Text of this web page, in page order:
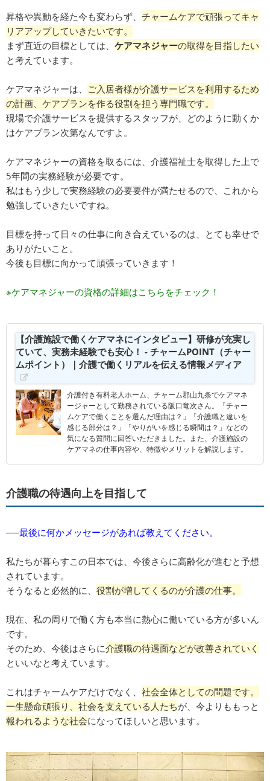
昇格や異動を経た今も変わらず、 チャームケアで頑張ってキャ
リアアップしていきたいです。
まず直近の目標としては、 ケアマネジャーの取得を目指したい
と考えています。
ケアマネジャーは、 ご入居者様が介護サービスを利用するため
の計画、ケアプランを作る役割を担う専門職です。
現場で介護サービスを提供するスタッフが、どのように動くか
はケアプラン次第なんですよ。
ケアマネジャーの資格を取るには、介護福祉士を取得した上で
5年間の実務経験が必要です。
私はもう少しで実務経験の必要要件が満たせるので、これから
勉強していきたいですね。
目標を持って日々の仕事に向き合えているのは、とても幸せで
ありがたいこと。
今後も目標に向かって頑張っていきます！
※ケアマネジャーの資格の詳細はこちらをチェック！
【介護施設で働くケアマネにインタビュー】研修が充実し
ていて、実務未経験でも安心！ - チャームPOINT（チャー
ムポイント）｜介護で働くリアルを伝える情報メディア
介護付き有料老人ホーム、チャーム郡山九条でケアマネ
ージャーとして勤務されている阪口竜次さん。「チャー
ムケアで働くことを選んだ理由は？」「介護職と違いを
感じる部分は？」「やりがいを感じる瞬間は？」などの
気になる質問に回答いただきました。また、介護施設の
ケアマネの仕事内容や、特徴やメリットを解説します。
介護職の待遇向上を目指して
──最後に何かメッセージがあれば教えてください。
私たちが暮らすこの日本では、今後さらに高齢化が進むと予想
されています。
そうなると必然的に、 役割が増してくるのが介護の仕事。
現在、私の周りで働く方も本当に熱心に働いている方が多いん
です。
そのため、今後はさらに介護職の待遇面などが改善されていく
といいなと考えています。
これはチャームケアだけでなく、 社会全体としての問題です。
一生懸命頑張り、社会を支えている人たちが、今よりももっと
報われるような社会になってほしいと思います。